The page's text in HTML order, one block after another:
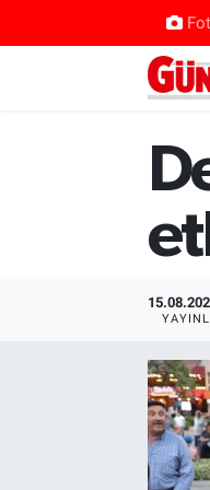
Kültür Sanat
İstanbul Hava
İstanbul Trafik
Süper Lig Puan
Tüm Manşetler
Son Dakika
Haber Arşivi